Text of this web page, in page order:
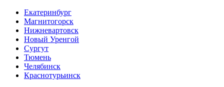
Екатеринбург
Магнитогорск
Нижневартовск
Новый Уренгой
Сургут
Тюмень
Челябинск
Краснотурьинск